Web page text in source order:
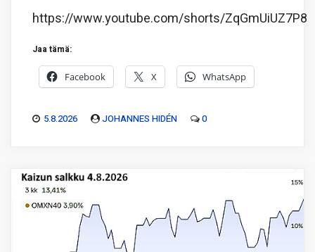
https://www.youtube.com/shorts/ZqGmUiUZ7P8
Jaa tämä:
Facebook X WhatsApp
5.8.2026 JOHANNES HIDÉN 0